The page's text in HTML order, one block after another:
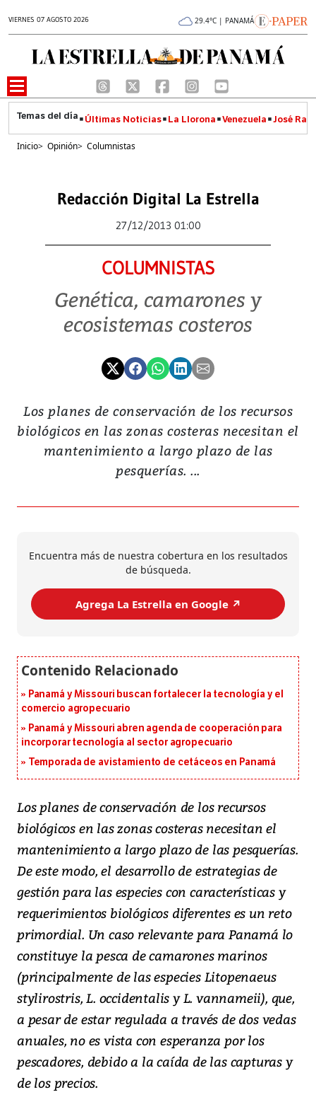
VIERNES 07 AGOSTO 2026 29.4°C | PANAMÁ
Últimas Noticias La Llorona Venezuela José
Inicio> Opinión> Columnistas
Redacción Digital La Estrella
27/12/2013 01:00
COLUMNISTAS
Genética, camarones y
ecosistemas costeros
Los planes de conservación de los recursos
biológicos en las zonas costeras necesitan el
mantenimiento a largo plazo de las
pesquerías. ...
Encuentra más de nuestra cobertura en los resultados
de búsqueda.
Agrega La Estrella en Google ↗️
Panamá y Missouri buscan fortalecer la tecnología y el
comercio agropecuario
Panamá y Missouri abren agenda de cooperación para
incorporar tecnología al sector agropecuario
Temporada de avistamiento de cetáceos en Panamá
Los planes de conservación de los recursos
biológicos en las zonas costeras necesitan el
mantenimiento a largo plazo de las pesquerías.
De este modo, el desarrollo de estrategias de
gestión para las especies con características y
requerimientos biológicos diferentes es un reto
primordial. Un caso relevante para Panamá lo
constituye la pesca de camarones marinos
(principalmente de las especies Litopenaeus
stylirostris, L. occidentalis y L. vannameii), que,
a pesar de estar regulada a través de dos vedas
anuales, no es vista con esperanza por los
pescadores, debido a la caída de las capturas y
de los precios.